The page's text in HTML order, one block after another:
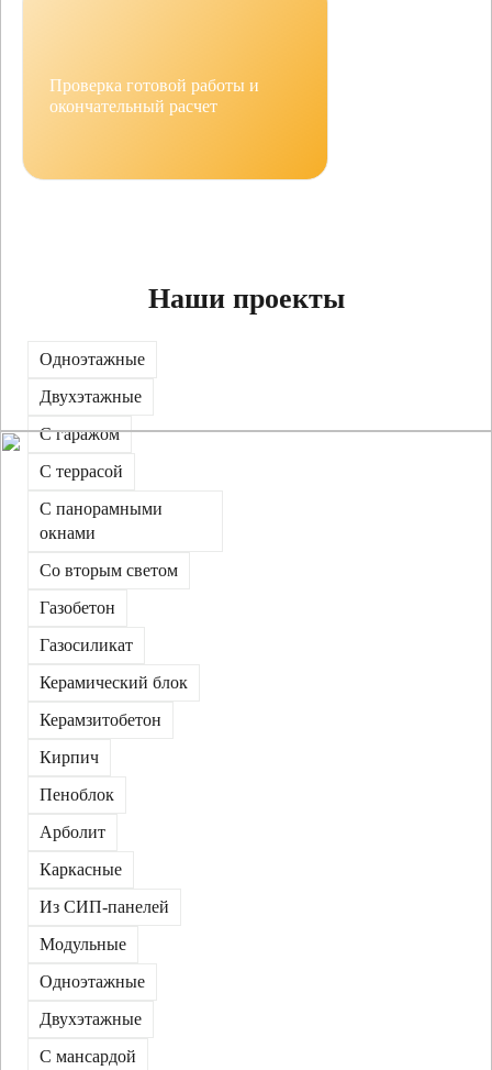
Проверка готовой работы и
окончательный расчет
Наши проекты
Одноэтажные
Двухэтажные
С гаражом
С террасой
С панорамными
окнами
Со вторым светом
Газобетон
Газосиликат
Керамический блок
Керамзитобетон
Кирпич
Пеноблок
Арболит
Каркасные
Из СИП-панелей
Модульные
Одноэтажные
Двухэтажные
С мансардой